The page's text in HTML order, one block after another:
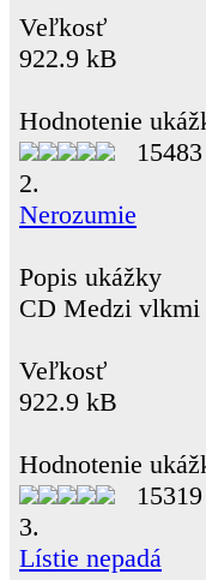
Veľkosť
922.9 kB
Hodnotenie
2.
Nerozumie
Popis ukážky
CD Medzi vlkmi
Veľkosť
922.9 kB
Hodnotenie
3.
Lístie nepadá